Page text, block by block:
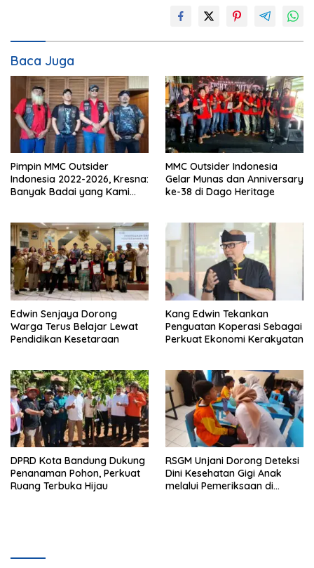
Baca Juga
Pimpin MMC Outsider
Indonesia 2022-2026, Kresna:
Banyak Badai yang Kami
MMC Outsider Indonesia
Gelar Munas dan Anniversary
ke-38 di Dago Heritage
Edwin Senjaya Dorong
Warga Terus Belajar Lewat
Pendidikan Kesetaraan
Kang Edwin Tekankan
Penguatan Koperasi Sebagai
Perkuat Ekonomi Kerakyatan
DPRD Kota Bandung Dukung
Penanaman Pohon, Perkuat
Ruang Terbuka Hijau
RSGM Unjani Dorong Deteksi
Dini Kesehatan Gigi Anak
melalui Pemeriksaan di